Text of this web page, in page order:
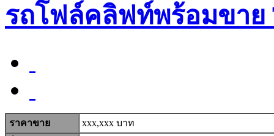
รถโฟล์คลิฟท์พร้อมขาย
ราคาขาย
xxx,xxx บาท